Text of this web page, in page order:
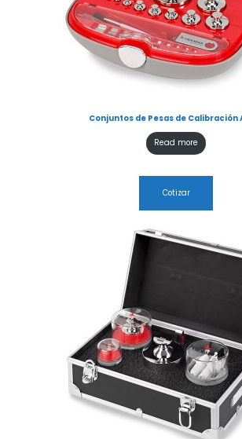
Conjuntos de Pesas de Calibración
Read more
Cotizar